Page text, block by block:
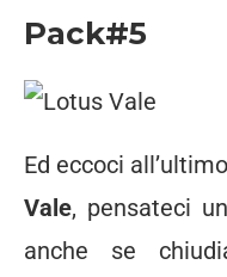
Pack#5
Ed eccoci
Vale, pensateci
anche se